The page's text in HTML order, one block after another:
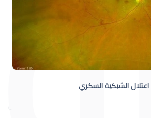
اعتلال الشبكية السكري